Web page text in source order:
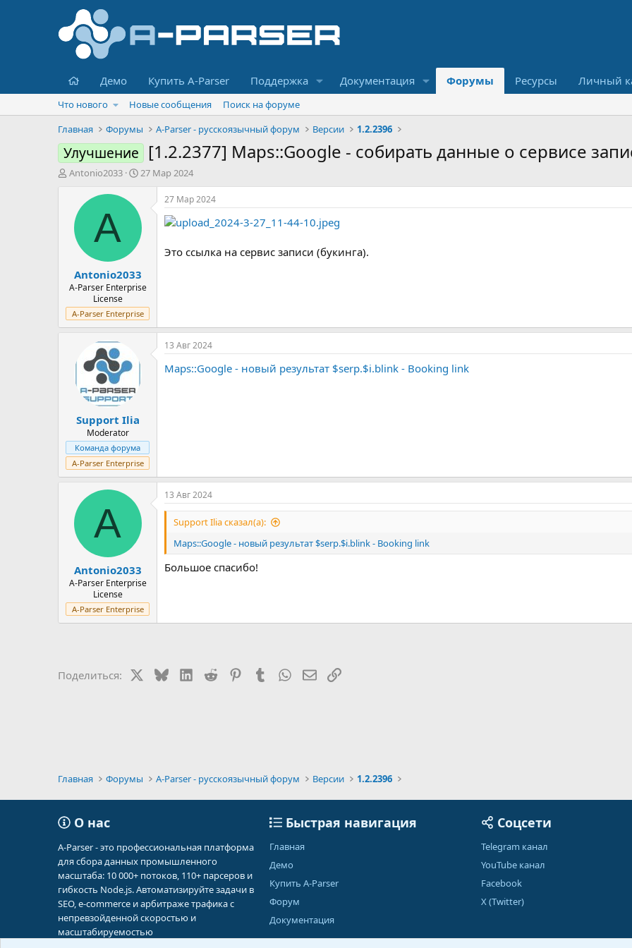
Главная
Демо Купить A-Parser Поддержка Документация Форумы Ресурсы Личный
Что нового Новые сообщения
Поиск на форуме
Главная
Форумы A-Parser - русскоязычный форум Версии 1.2.2396
Улучшение [1.2.2377] Maps::Google - собирать данные о сервисе
А
ы
Antonio2033
Д
н
а
л
а
27 Мар 2024
A
Antonio2033
A-Parser Enterprise
License
A-Parser Enterprise
27 Мар 2024
Это ссылка на сервис записи (букинга).
Support Ilia
Moderator
Команда форума
A-Parser Enterprise
13 Авг 2024
Maps::Google - новый результат $serp.$i.blink - Booking link
A
Antonio2033
A-Parser Enterprise
License
A-Parser Enterprise
13 Авг 2024
Support Ilia сказал(а):
Maps::Google - новый результат $serp.$i.blink - Booking link
Большое спасибо!
Поделиться: BlueskyLinkedIn
Reddit PinterestTumblrWhatsAppЭлектронная почта
Ссылка
Главная Форумы A-Parser - русскоязычный форум Версии 1.2.2396
О нас
A-Parser - это профессиональная платформа
для сбора данных промышленного
масштаба: 10 000+ потоков, 110+ парсеров и
гибкость Node.js. Автоматизируйте задачи в
SEO, e-commerce и арбитраже трафика с
непревзойденной скоростью и
масштабируемостью
Быстрая навигация
Главная
Демо
Купить A-Parser
Форум
Документация
Соцсети
Telegram канал
YouTube канал
Facebook
X (Twitter)